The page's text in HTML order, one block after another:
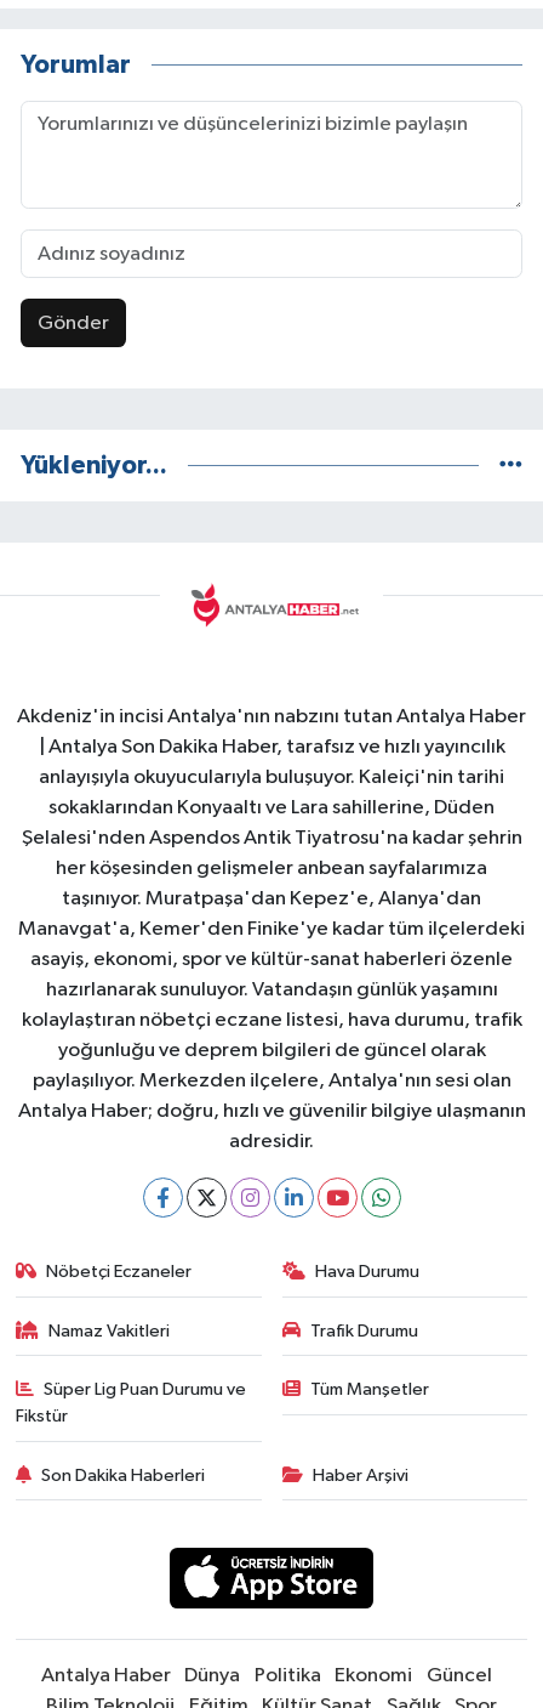
Yorumlar
Gönder
Yükleniyor...
Akdeniz'in incisi Antalya'nın nabzını tutan Antalya Haber
| Antalya Son Dakika Haber, tarafsız ve hızlı yayıncılık
anlayışıyla okuyucularıyla buluşuyor. Kaleiçi'nin tarihi
sokaklarından Konyaaltı ve Lara sahillerine, Düden
Şelalesi'nden Aspendos Antik Tiyatrosu'na kadar şehrin
her köşesinden gelişmeler anbean sayfalarımıza
taşınıyor. Muratpaşa'dan Kepez'e, Alanya'dan
Manavgat'a, Kemer'den Finike'ye kadar tüm ilçelerdeki
asayiş, ekonomi, spor ve kültür-sanat haberleri özenle
hazırlanarak sunuluyor. Vatandaşın günlük yaşamını
kolaylaştıran nöbetçi eczane listesi, hava durumu, trafik
yoğunluğu ve deprem bilgileri de güncel olarak
paylaşılıyor. Merkezden ilçelere, Antalya'nın sesi olan
Antalya Haber; doğru, hızlı ve güvenilir bilgiye ulaşmanın
adresidir.
Nöbetçi Eczaneler Hava Durumu
Namaz Vakitleri Trafik Durumu
Süper Lig Puan Durumu ve
Fikstür
Tüm Manşetler
Son Dakika Haberleri Haber Arşivi
Antalya Haber Dünya Politika Ekonomi
Güncel